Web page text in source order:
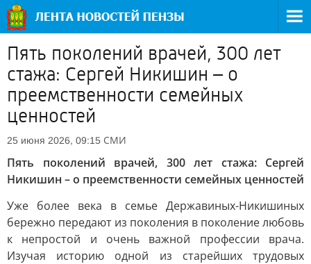
Пять поколений врачей, 300 лет
стажа: Сергей Никишин – о
преемственности семейных
ценностей
25 июня 2026, 09:15 СМИ
Пять поколений врачей, 300 лет стажа: Сергей
Никишин – о преемственности семейных ценностей
Уже более века в семье Державиных-Никишиных
бережно передают из поколения в поколение любовь
к непростой и очень важной профессии врача.
Изучая историю одной из старейших трудовых